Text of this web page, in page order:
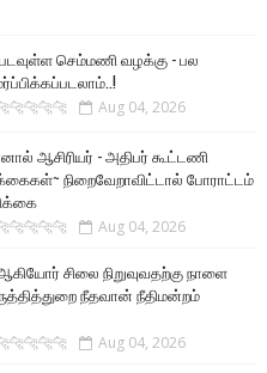
செம்மணி வழக்கு - பல
Aug 04, 2026
ஆசிரியர் - அதிபர் கூட்டணி
நிறைவேறாவிட்டால் போராட்டம்
Aug 04, 2026
சிலை நிறுவுவதற்கு நாளை
நீதவான் நீதிமன்றம்
Aug 04, 2026